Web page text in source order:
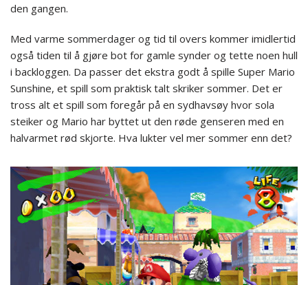
den gangen.
Med varme sommerdager og tid til overs kommer imidlertid
også tiden til å gjøre bot for gamle synder og tette noen hull
i backloggen. Da passer det ekstra godt å spille Super Mario
Sunshine, et spill som praktisk talt skriker sommer. Det er
tross alt et spill som foregår på en sydhavsøy hvor sola
steiker og Mario har byttet ut den røde genseren med en
halvarmet rød skjorte. Hva lukter vel mer sommer enn det?